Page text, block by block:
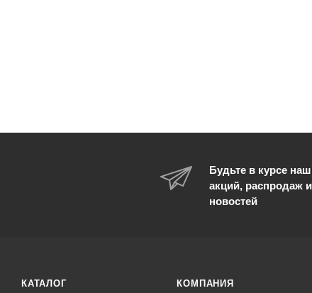
Будьте в курсе
акций, распродаж и
новостей
КАТАЛОГ КОМПАНИЯ